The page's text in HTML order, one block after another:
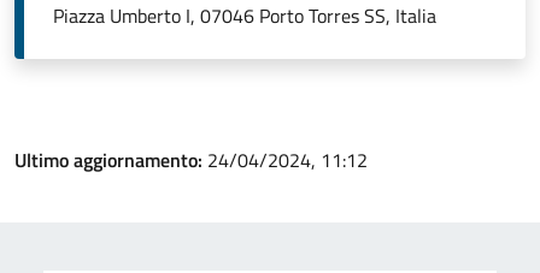
Piazza Umberto I, 07046 Porto Torres SS, Italia
Ultimo aggiornamento: 24/04/2024, 11:12